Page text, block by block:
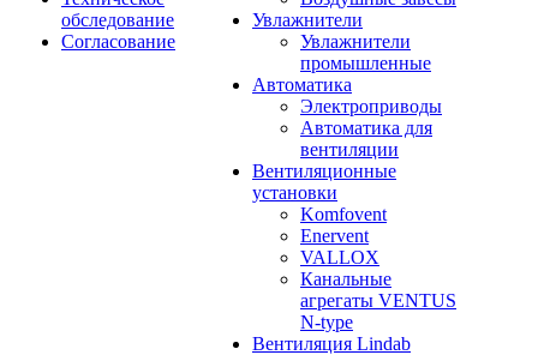
обследование
Согласование
Увлажнители
Увлажнители
промышленные
Автоматика
Электроприводы
Автоматика для
вентиляции
Вентиляционные
установки
Komfovent
Enervent
VALLOX
Канальные
агрегаты VENTUS
N-type
Вентиляция Lindab